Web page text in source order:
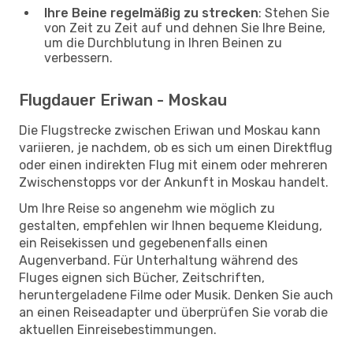
Ihre Beine regelmäßig zu strecken: Stehen Sie
von Zeit zu Zeit auf und dehnen Sie Ihre Beine,
um die Durchblutung in Ihren Beinen zu
verbessern.
Flugdauer Eriwan - Moskau
Die Flugstrecke zwischen Eriwan und Moskau kann
variieren, je nachdem, ob es sich um einen Direktflug
oder einen indirekten Flug mit einem oder mehreren
Zwischenstopps vor der Ankunft in Moskau handelt.
Um Ihre Reise so angenehm wie möglich zu
gestalten, empfehlen wir Ihnen bequeme Kleidung,
ein Reisekissen und gegebenenfalls einen
Augenverband. Für Unterhaltung während des
Fluges eignen sich Bücher, Zeitschriften,
heruntergeladene Filme oder Musik. Denken Sie auch
an einen Reiseadapter und überprüfen Sie vorab die
aktuellen Einreisebestimmungen.